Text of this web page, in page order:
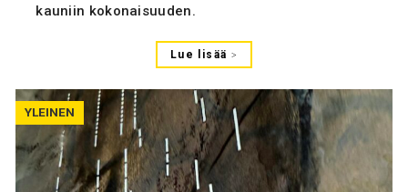
kauniin kokonaisuuden.
Lue lisää
YLEINEN